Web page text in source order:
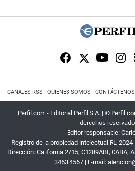
CANALES RSS QUIENES SOMOS CONTÁCTENOS
Perfil.com - Editorial Perfil S.A. | ©
derechos
Editor responsable:
Registro de la propiedad intelectual RL-
Dirección: California 2715, C1289ABI, CABA,
3453 4567 | E-mail: